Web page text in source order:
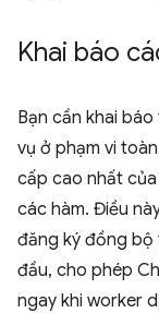
Khai báo
Bạn cần khai
vụ ở phạm vi
cấp cao nhất
các hàm. Điều
đăng ký đồng
đầu, cho phép
ngay khi worker